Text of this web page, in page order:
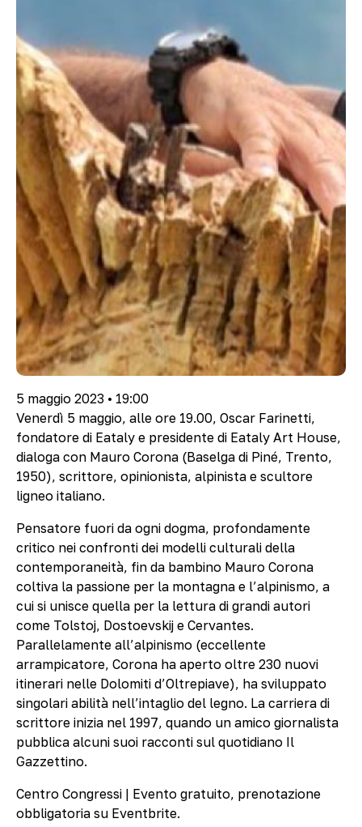
5 maggio 2023 • 19:00
Venerdì 5 maggio, alle ore 19.00, Oscar Farinetti,
fondatore di Eataly e presidente di Eataly Art House,
dialoga con Mauro Corona (Baselga di Piné, Trento,
1950), scrittore, opinionista, alpinista e scultore
ligneo italiano.
Pensatore fuori da ogni dogma, profondamente
critico nei confronti dei modelli culturali della
contemporaneità, fin da bambino Mauro Corona
coltiva la passione per la montagna e l’alpinismo, a
cui si unisce quella per la lettura di grandi autori
come Tolstoj, Dostoevskij e Cervantes.
Parallelamente all’alpinismo (eccellente
arrampicatore, Corona ha aperto oltre 230 nuovi
itinerari nelle Dolomiti d’Oltrepiave), ha sviluppato
singolari abilità nell’intaglio del legno. La carriera di
scrittore inizia nel 1997, quando un amico giornalista
pubblica alcuni suoi racconti sul quotidiano Il
Gazzettino.
Centro Congressi | Evento gratuito, prenotazione
obbligatoria su Eventbrite.